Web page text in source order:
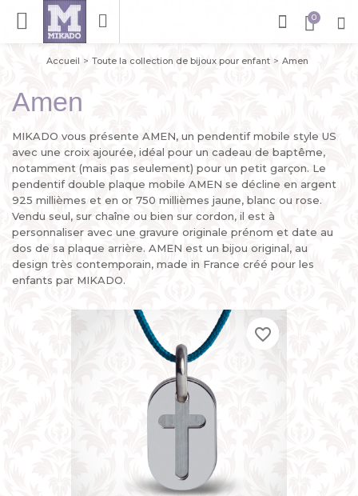
Accueil Toute la collection de bijoux pour enfant Amen
Amen
MIKADO vous présente AMEN, un pendentif mobile style US
avec une croix ajourée, idéal pour un cadeau de baptême,
notamment (mais pas seulement) pour un petit garçon. Le
pendentif double plaque mobile AMEN se décline en argent
925 millièmes et en or 750 millièmes jaune, blanc ou rose.
Vendu seul, sur chaîne ou bien sur cordon, il est à
personnaliser avec une gravure originale prénom et date au
dos de sa plaque arrière. AMEN est un bijou original, au
design très contemporain, made in France créé pour les
enfants par MIKADO.
favorite_border
favorite_border
favorite_border